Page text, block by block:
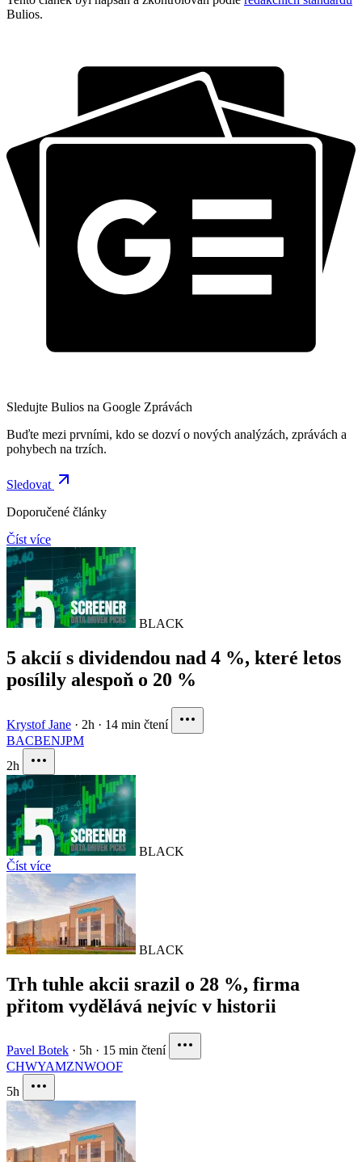
Bulios.
Sledujte Bulios na Google Zprávách
Buďte mezi prvními, kdo se dozví o nových analýzách, zprávách a
pohybech na trzích.
Sledovat
Doporučené články
Číst více
BLACK
5 akcií s dividendou nad 4 %, které letos
posílily alespoň o 20 %
Krystof Jane · 2h · 14 min čtení
BACBENJPM
2h
BLACK
Číst více
BLACK
Trh tuhle akcii srazil o 28 %, firma
přitom vydělává nejvíc v historii
Pavel Botek · 5h · 15 min čtení
CHWYAMZNWOOF
5h